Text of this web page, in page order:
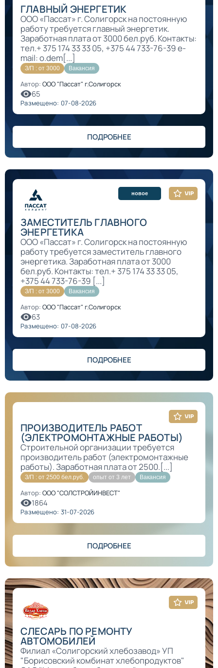
ГЛАВНЫЙ ЭНЕРГЕТИК
ООО «Пассат» г. Солигорск на постоянную
работу требуется главный энергетик.
Заработная плата от 3000 бел.руб. Контакты:
тел.+ 375 174 33 33 05, +375 44 733-76-39 e-
mail: o.dem[...]
З/П : от 3000 Вакансия
Автор: ООО "Пассат" г.Солигорск
65
Размещено: 07-08-2026
ПОДРОБНЕЕ
новое
ЗАМЕСТИТЕЛЬ ГЛАВНОГО
ЭНЕРГЕТИКА
ООО «Пассат» г. Солигорск на постоянную
работу требуется заместитель главного
энергетика. Заработная плата от 3000
бел.руб. Контакты: тел.+ 375 174 33 33 05,
+375 44 733-76-39 [...]
З/П : от 3000 Вакансия
Автор: ООО "Пассат" г.Солигорск
63
Размещено: 07-08-2026
ПОДРОБНЕЕ
ПРОИЗВОДИТЕЛЬ РАБОТ
(ЭЛЕКТРОМОНТАЖНЫЕ РАБОТЫ)
Строительной организации требуется
производитель работ (электромонтажные
работы). Заработная плата от 2500.[...]
З/П : от 2500 бел.руб. опыт от 3 лет Вакансия
Автор: ООО "СОЛСТРОЙИНВЕСТ"
1864
Размещено: 31-07-2026
ПОДРОБНЕЕ
СЛЕСАРЬ ПО РЕМОНТУ
АВТОМОБИЛЕЙ
Филиал «Солигорский хлебозавод» УП
"Борисовский комбинат хлебопродуктов"